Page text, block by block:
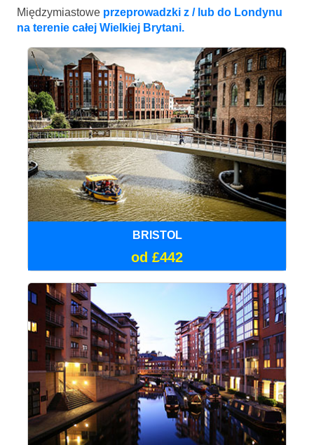
Międzymiastowe przeprowadzki z / lub do Londynu
na terenie całej Wielkiej Brytani.
BRISTOL
od £442